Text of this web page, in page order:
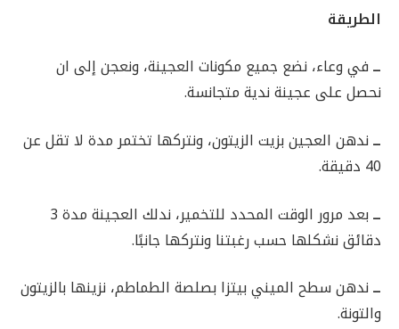
الطريقة
ــفي وعاء، نضع جميع مكونات العجينة، ونعجن إلى ان
نحصل على عجينة ندية متجانسة.
ــندهن العجين بزيت الزيتون، ونتركها تختمر مدة لا تقل عن
40 دقيقة.
ــ
بعد مرور الوقت المحدد للتخمير، ندلك العجينة مدة 3
دقائق نشكلها حسب رغبتنا ونتركها جانبًا.
ــندهن سطح الميني بيتزا بصلصة الطماطم، نزينها بالزيتون
والتونة.